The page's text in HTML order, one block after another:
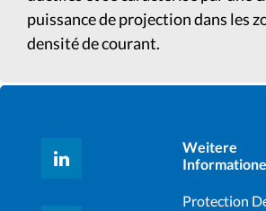
puissance de projection dans les
densité de courant.
Weitere
Protection